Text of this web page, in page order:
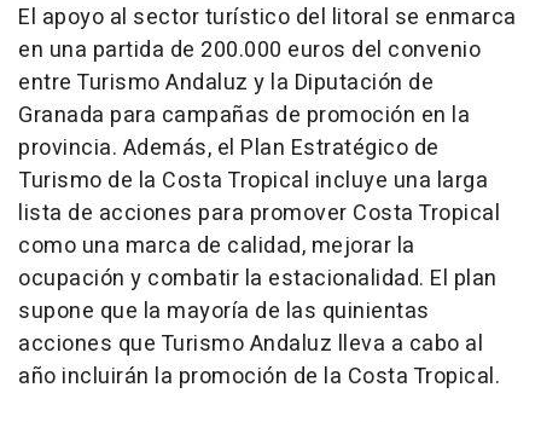
El apoyo al sector turístico del litoral se enmarca
en una partida de 200.000 euros del convenio
entre Turismo Andaluz y la Diputación de
Granada para campañas de promoción en la
provincia. Además, el Plan Estratégico de
Turismo de la Costa Tropical incluye una larga
lista de acciones para promover Costa Tropical
como una marca de calidad, mejorar la
ocupación y combatir la estacionalidad. El plan
supone que la mayoría de las quinientas
acciones que Turismo Andaluz lleva a cabo al
año incluirán la promoción de la Costa Tropical.